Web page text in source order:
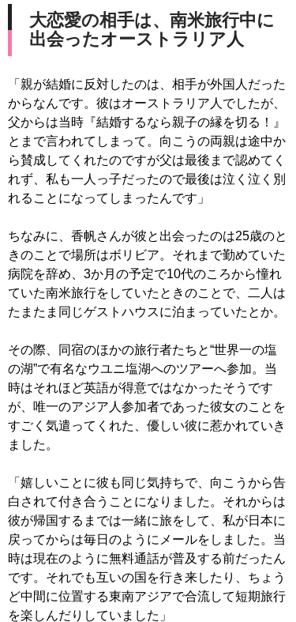
大恋愛の相手は、南米旅行中に
出会ったオーストラリア人
「親が結婚に反対したのは、相手が外国人だった
からなんです。彼はオーストラリア人でしたが、
父からは当時『結婚するなら親子の縁を切る！』
とまで言われてしまって。向こうの両親は途中か
ら賛成してくれたのですが父は最後まで認めてく
れず、私も一人っ子だったので最後は泣く泣く別
れることになってしまったんです」
ちなみに、香帆さんが彼と出会ったのは25歳のと
きのことで場所はボリビア。それまで勤めていた
病院を辞め、3か月の予定で10代のころから憧れ
ていた南米旅行をしていたときのことで、二人は
たまたま同じゲストハウスに泊まっていたとか。
その際、同宿のほかの旅行者たちと“世界一の塩
の湖”で有名なウユニ塩湖へのツアーへ参加。当
時はそれほど英語が得意ではなかったそうです
が、唯一のアジア人参加者であった彼女のことを
すごく気遣ってくれた、優しい彼に惹かれていき
ました。
「嬉しいことに彼も同じ気持ちで、向こうから告
白されて付き合うことになりました。それからは
彼が帰国するまでは一緒に旅をして、私が日本に
戻ってからは毎日のようにメールをしました。当
時は現在のように無料通話が普及する前だったん
です。それでも互いの国を行き来したり、ちょう
ど中間に位置する東南アジアで合流して短期旅行
を楽しんだりしていました」